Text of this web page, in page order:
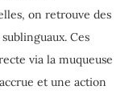
on retrouve des
Ces
via la muqueuse
et une action